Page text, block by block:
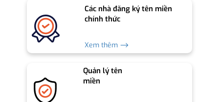
Các nhà đăng ký tên miền
chính thức
Xem thêm ⟶
Quản lý tên
miền